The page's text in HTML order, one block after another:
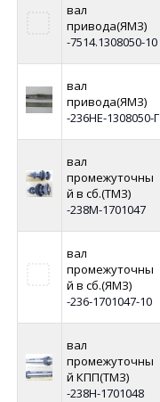
вал
привода(ЯМЗ)
-7514.1308050-10
вал
привода(ЯМЗ)
-236НЕ-1308050-Г
вал
промежуточны
й в сб.(ТМЗ)
-238М-1701047
вал
промежуточны
й в сб.(ЯМЗ)
-236-1701047-10
вал
промежуточны
й КПП(ТМЗ)
-238Н-1701048